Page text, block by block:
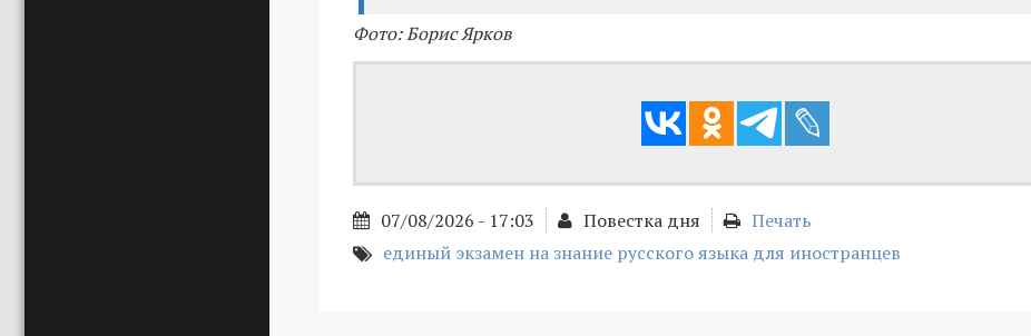
Фото: Борис Ярков
07/08/2026 - 17:03 Повестка дня
Печать
единый экзамен на знание русского языка для иностранцев